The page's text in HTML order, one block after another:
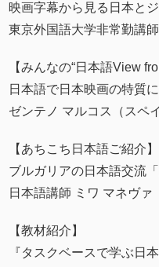
映画字幕から見る日本と
東京外国語大学非常勤講
【みんなの“日本語View
日本語で日本映画の特質
ゼンテノ マルコス（スペ
【あちこち日本語ご紹介】
ブルガリアの日本語交流「
日本語講師 ミワ マネヴァ
【教材紹介】
『タスクベースで学ぶ日